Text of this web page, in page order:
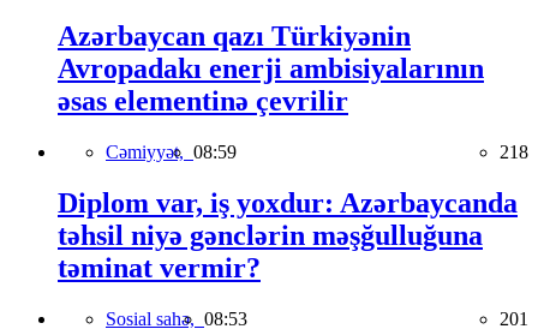
Azərbaycan qazı Türkiyənin
Avropadakı enerji ambisiyalarının
əsas elementinə çevrilir
Cəmiyyət, 08:59 218
Diplom var, iş yoxdur: Azərbaycanda
təhsil niyə gənclərin məşğulluğuna
təminat vermir?
Sosial sahə, 08:53 201